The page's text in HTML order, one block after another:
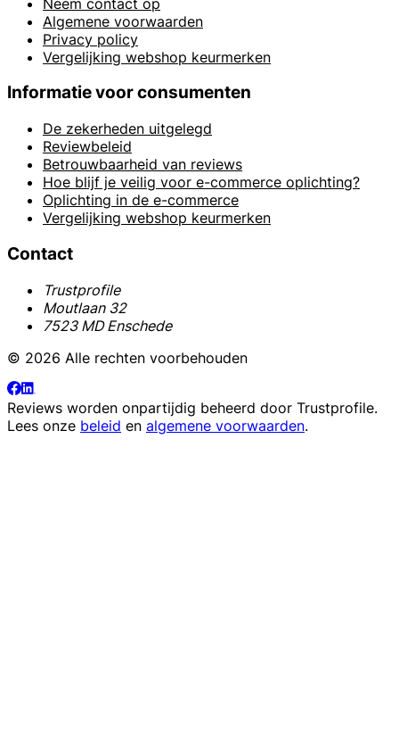
Algemene voorwaarden
Privacy policy
Vergelijking webshop keurmerken
Informatie voor consumenten
De zekerheden uitgelegd
Reviewbeleid
Betrouwbaarheid van reviews
Hoe blijf je veilig voor e-commerce oplichting?
Oplichting in de e-commerce
Vergelijking webshop keurmerken
Contact
Trustprofile
Moutlaan 32
7523 MD Enschede
© 2026 Alle rechten voorbehouden
Reviews worden onpartijdig beheerd door Trustprofile.
Lees onze beleid en algemene voorwaarden.